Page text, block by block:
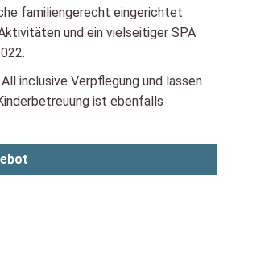
familiengerecht eingerichtet
und ein vielseitiger SPA
inclusive Verpflegung und lassen
ist ebenfalls